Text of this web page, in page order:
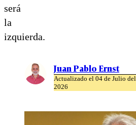
será
la
izquierda.
Juan Pablo Ernst
Actualizado el 04 de Julio del
2026